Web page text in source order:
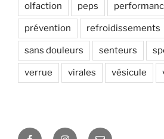
olfaction peps
prévention refroidissements
sans douleurs senteurs
verrue virales vésicule
FacebookInstagram
E-